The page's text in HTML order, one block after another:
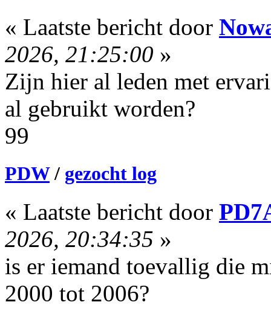
« Laatste bericht door
2026, 21:25:00 »
Zijn hier al leden met
al gebruikt worden?
99
PDW/ gezocht log
« Laatste bericht door
2026, 20:34:35 »
is er iemand toevallig die
2000 tot 2006?